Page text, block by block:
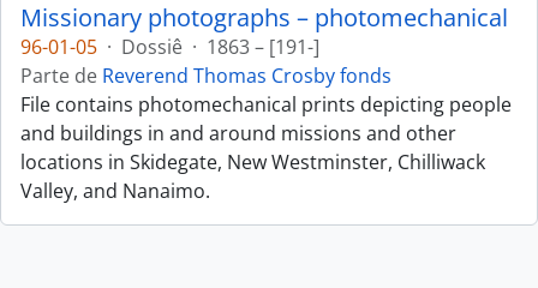
Missionary photographs – photomechanical
96-01-05 · Dossiê · 1863 – [191-]
Parte de Reverend Thomas Crosby fonds
File contains photomechanical prints depicting people
and buildings in and around missions and other
locations in Skidegate, New Westminster, Chilliwack
Valley, and Nanaimo.